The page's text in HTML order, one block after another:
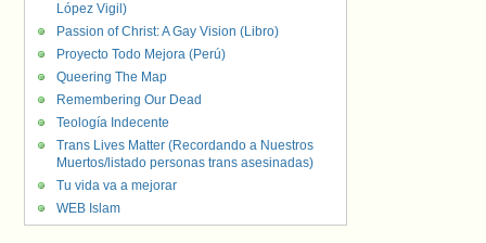
López Vigil)
Passion of Christ: A Gay Vision (Libro)
Proyecto Todo Mejora (Perú)
Queering The Map
Remembering Our Dead
Teología Indecente
Trans Lives Matter (Recordando a Nuestros
Muertos/listado personas trans asesinadas)
Tu vida va a mejorar
WEB Islam